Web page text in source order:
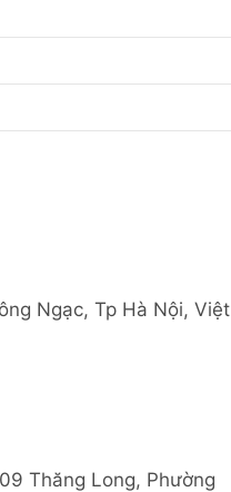
Ngạc, Tp Hà Nội, Việt
Thăng Long, Phường